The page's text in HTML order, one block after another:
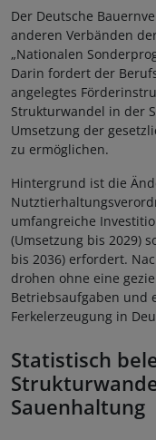
Der Deutsche
anderen Verbänden
„Nationalen
Darin fordert der
angelegtes
Strukturwandel in der
Umsetzung der
zu ermöglichen.
Hintergrund ist die
umfangreiche
(Umsetzung bis 2029)
bis 2036) erfordert.
drohen ohne eine
Betriebsaufgaben und
Ferkelerzeugung in
Statistisch
Sauenhaltung